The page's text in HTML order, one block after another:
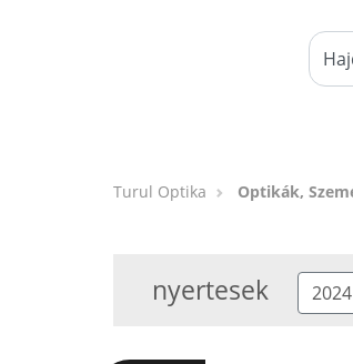
Turul Optika Optikák,
nyertesek 2024